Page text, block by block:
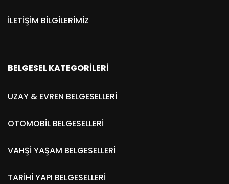
İLETIŞIM BILGILERIMIZ
BELGESEL KATEGORILERI
UZAY & EVREN BELGESELLERI
OTOMOBIL BELGESELLERI
VAHŞI YAŞAM BELGESELLERI
TARIHI YAPI BELGESELLERI